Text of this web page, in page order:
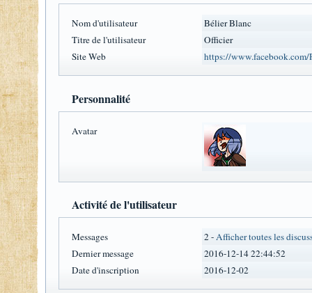
Nom d'utilisateur
Bélier Blanc
Titre de l'utilisateur
Officier
Site Web
https://www.facebook.com/
Personnalité
Avatar
Activité de l'utilisateur
Messages 2 -Afficher toutes les
Dernier message
2016-12-14 22:44:52
Date d'inscription
2016-12-02